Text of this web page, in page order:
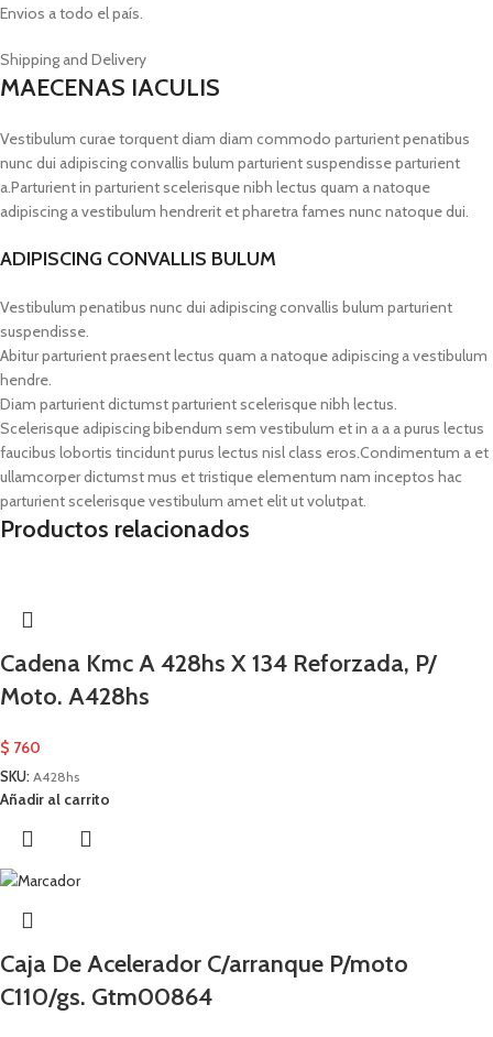
Envios a todo el país.
Shipping and Delivery
MAECENAS IACULIS
Vestibulum curae torquent diam diam commodo parturient penatibus
nunc dui adipiscing convallis bulum parturient suspendisse parturient
a.Parturient in parturient scelerisque nibh lectus quam a natoque
adipiscing a vestibulum hendrerit et pharetra fames nunc natoque dui.
ADIPISCING CONVALLIS BULUM
Vestibulum penatibus nunc dui adipiscing convallis bulum parturient
suspendisse.
Abitur parturient praesent lectus quam a natoque adipiscing a vestibulum
hendre.
Diam parturient dictumst parturient scelerisque nibh lectus.
Scelerisque adipiscing bibendum sem vestibulum et in a a a purus lectus
faucibus lobortis tincidunt purus lectus nisl class eros.Condimentum a et
ullamcorper dictumst mus et tristique elementum nam inceptos hac
parturient scelerisque vestibulum amet elit ut volutpat.
Productos relacionados
Cadena Kmc A 428hs X 134 Reforzada, P/
Moto. A428hs
$ 760
SKU: A428hs
Añadir al carrito
Caja De Acelerador C/arranque P/moto
C110/gs. Gtm00864